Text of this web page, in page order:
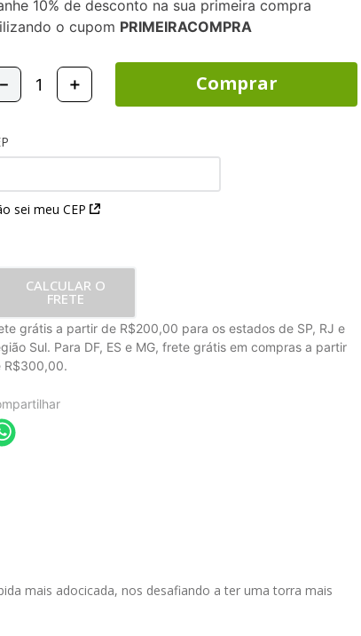
10% de desconto na sua primeira compra
o cupom PRIMEIRACOMPRA
＋
－ Comprar
sei meu CEP
CALCULAR O
FRETE
grátis a partir de R$200,00 para os estados de SP, RJ e
Sul. Para DF, ES e MG, frete grátis em compras a partir
R$300,00.
mais adocicada, nos desafiando a ter uma torra mais